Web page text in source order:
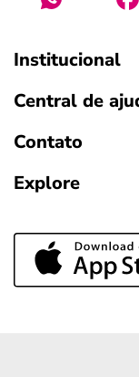
Institucional
Central de
Contato
Explore